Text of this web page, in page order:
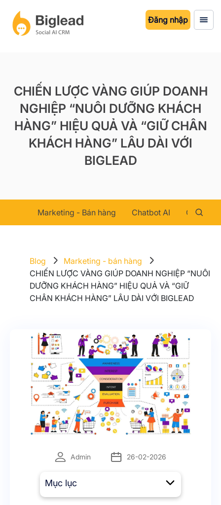
Đăng nhập
CHIẾN LƯỢC VÀNG GIÚP DOANH
NGHIỆP “NUÔI DƯỠNG KHÁCH
HÀNG” HIỆU QUẢ VÀ “GIỮ CHÂN
KHÁCH HÀNG” LÂU DÀI VỚI
BIGLEAD
Marketing - Bán hàng Chatbot AI Chăm
Blog
Marketing - bán hàng
CHIẾN LƯỢC VÀNG GIÚP DOANH NGHIỆP “NUÔI
DƯỠNG KHÁCH HÀNG” HIỆU QUẢ VÀ “GIỮ
CHÂN KHÁCH HÀNG” LÂU DÀI VỚI BIGLEAD
Admin 26-02-2026
Mục lục